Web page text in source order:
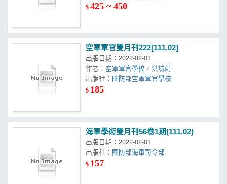
$425 ~ 450
空軍軍官雙月刊222[111.02]
出版日期：2022-02-01
作者： 空軍軍官學校 ，洪誠蔚
出版社：
$ 185
海軍學術雙月刊56卷1期(111.02)
出版日期：2022-02-01
出版社：
$ 157